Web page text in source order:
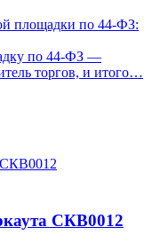
площадки по 44-ФЗ:
по 44-ФЗ —
торгов, и итого…
СКВ0012